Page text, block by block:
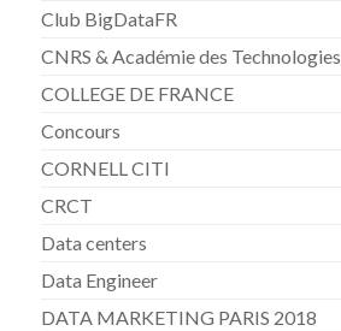
Club BigDataFR
CNRS & Académie des Technologies
COLLEGE DE FRANCE
Concours
CORNELL CITI
CRCT
Data centers
Data Engineer
DATA MARKETING PARIS 2018